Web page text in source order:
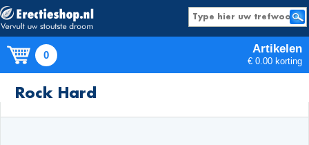
0 Artikelen
€ 0.00 korting
Rock Hard